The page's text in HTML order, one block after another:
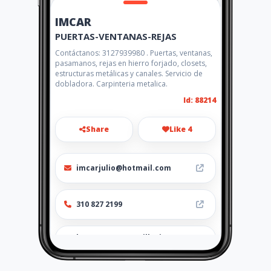
IMCAR
PUERTAS-VENTANAS-REJAS
Contáctanos: 3127939980 . Puertas, ventanas,
pasamanos, rejas en hierro forjado, closets,
estructuras metálicas y canales. Servicio de
dobladora. Carpinteria metalica.
Id: 88214
Share Like 4
imcarjulio@hotmail.com
310 827 2199
http://www.amarillasinternet
.com/puertas-ventanas-
rejas-metalica